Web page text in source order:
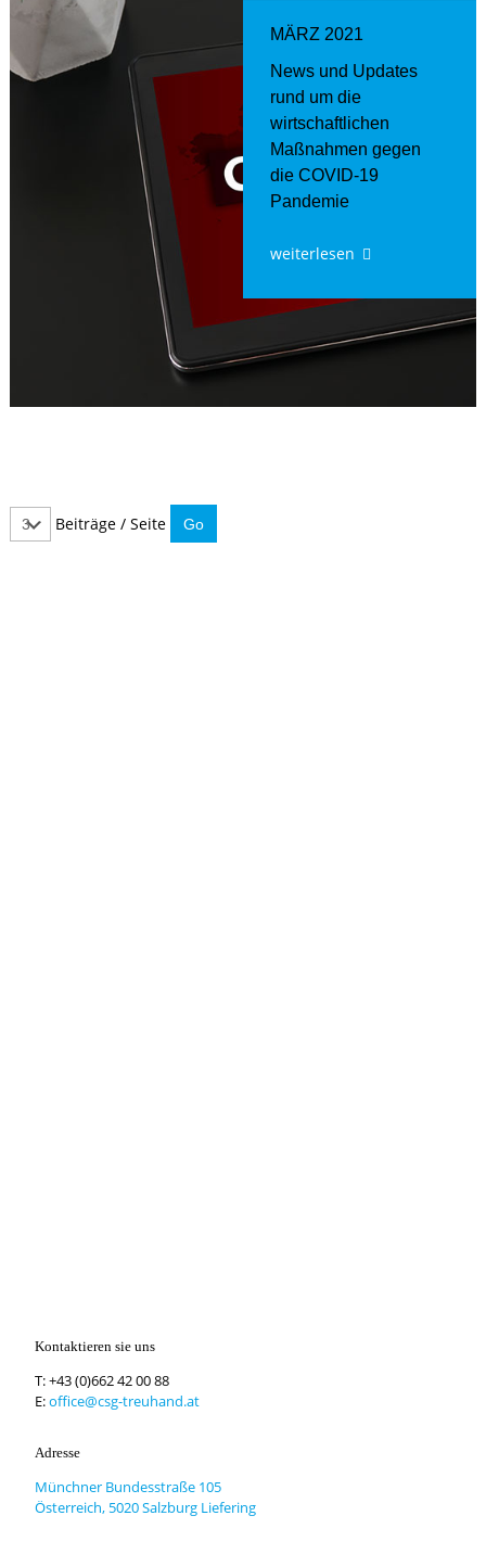
MÄRZ 2021
News und Updates
rund um die
wirtschaftlichen
Maßnahmen gegen
die COVID-19
Pandemie
weiterlesen
Beiträge / Seite
Kontaktieren sie uns
T:+43 (0)662 42 00 88
E:office@csg-treuhand.at
Adresse
Münchner Bundesstraße 105
Österreich, 5020 Salzburg Liefering